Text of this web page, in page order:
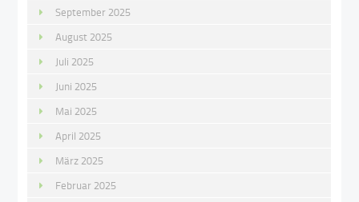
September 2025
August 2025
Juli 2025
Juni 2025
Mai 2025
April 2025
März 2025
Februar 2025